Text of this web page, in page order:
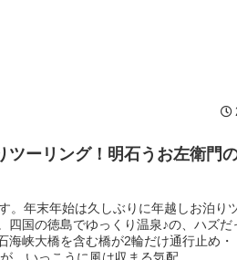
ツーリング！明石うお左衛門
。年末年始は久しぶりに年越しお泊り
四国の徳島でゆっくり温泉♪の、ハズだ
海峡大橋を含む橋が2輪だけ通行止め・
、いっこうに風は収まる気配...